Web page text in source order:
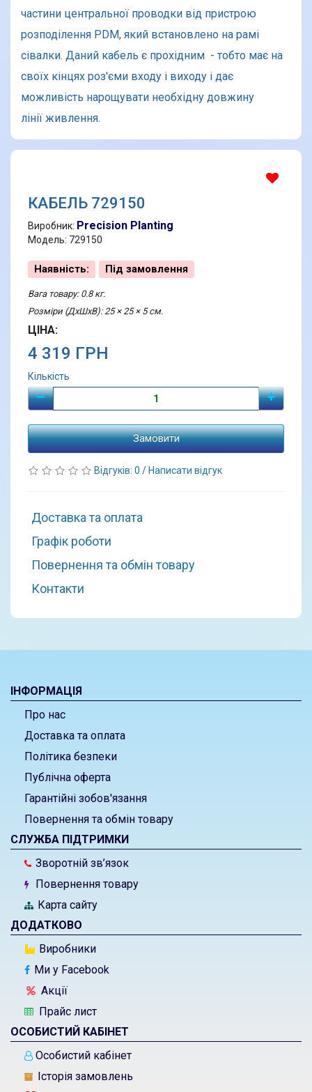
частини центральної проводки від пристрою
розподілення PDM, який встановлено на рамі
сівалки. Даний кабель є прохідним - тобто має на
своїх кінцях роз'єми входу і виходу і дає
можливість нарощувати необхідну довжину
лінії живлення.
КАБЕЛЬ 729150
Виробник: Precision Planting
Модель: 729150
Наявність: Під замовлення
Вага товару: 0.8 кг.
Розміри (ДхШхВ): 25 × 25 × 5 см.
ЦІНА:
4 319 ГРН
Кількість
Замовити
Відгуків: 0 / Написати відгук
Доставка та оплата
Графік роботи
Повернення та обмін товару
Контакти
ІНФОРМАЦІЯ
Про нас
Доставка та оплата
Політика безпеки
Публічна оферта
Гарантійні зобов'язання
Повернення та обмін товару
СЛУЖБА ПІДТРИМКИ
Зворотній зв’язок
Повернення товару
Карта сайту
ДОДАТКОВО
Виробники
Ми у Facebook
Акції
Прайс лист
ОСОБИСТИЙ КАБІНЕТ
Особистий кабінет
Історія замовлень